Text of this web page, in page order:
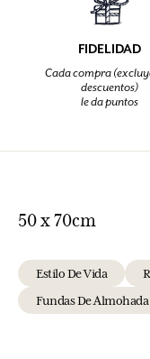
FIDELIDAD
Cada compra
descuentos)
le da puntos
50 x 70cm
Estilo De Vida
Fundas De Almohada